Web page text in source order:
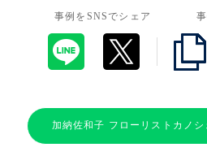
事例をSNSでシェア
加納佐和子 フローリストカノ